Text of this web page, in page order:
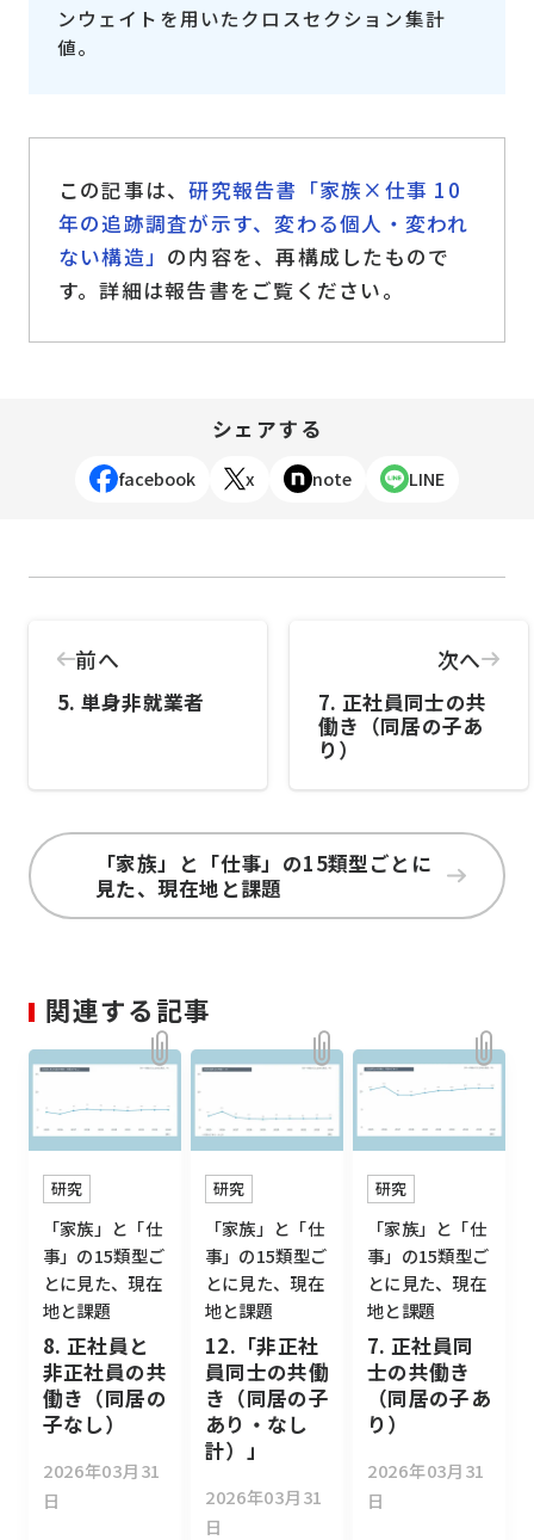
ンウェイトを用いたクロスセクション集計
値。
この記事は、研究報告書「家族×仕事 10
年の追跡調査が示す、変わる個人・変われ
ない構造」 の内容を、再構成したもので
す。詳細は報告書をご覧ください。
シェアする
facebook x note LINE
前へ
5. 単身非就業者
次へ
7. 正社員同士の共
働き（同居の子あ
り）
「家族」と「仕事」の15類型ごとに
見た、現在地と課題
関連する記事
研究
「家族」と「仕
事」の15類型ご
とに見た、現在
地と課題
8. 正社員と
非正社員の共
働き（同居の
子なし）
2026年03月31
日
研究
「家族」と「仕
事」の15類型ご
とに見た、現在
地と課題
12.「非正社
員同士の共働
き（同居の子
あり・なし
計）」
2026年03月31
日
研究
「家族」と「仕
事」の15類型ご
とに見た、現在
地と課題
7. 正社員同
士の共働き
（同居の子あ
り）
2026年03月31
日